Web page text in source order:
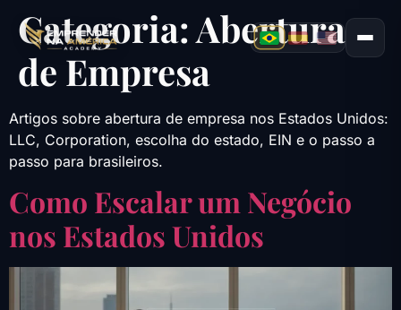
Categoria:Abertura
de Empresa
Artigos sobre abertura de empresa nos Estados Unidos:
LLC, Corporation, escolha do estado, EIN e o passo a
passo para brasileiros.
Como Escalar um Negócio
nos Estados Unidos